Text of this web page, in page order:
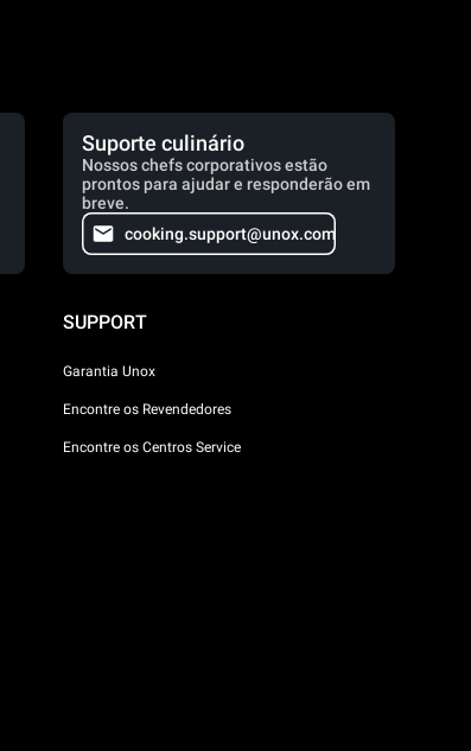
Suporte culinário
Nossos chefs corporativos estão
prontos para ajudar e responderão em
breve.
cooking.support@unox.com
SUPPORT
Garantia Unox
Encontre os Revendedores
Encontre os Centros Service